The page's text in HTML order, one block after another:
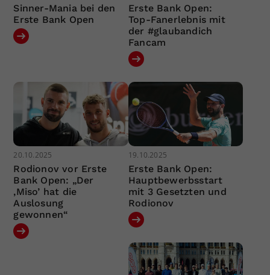
Sinner-Mania bei den
Erste Bank Open
Erste Bank Open:
Top-Fanerlebnis mit
der #glaubandich
Fancam
20.10.2025
Rodionov vor Erste
Bank Open: „Der
‚Miso’ hat die
Auslosung
gewonnen“
19.10.2025
Erste Bank Open:
Hauptbewerbsstart
mit 3 Gesetzten und
Rodionov